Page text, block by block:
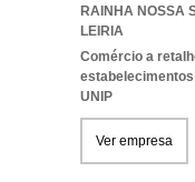
RAINHA NOSSA
LEIRIA
Comércio a
UNIP
Ver empresa